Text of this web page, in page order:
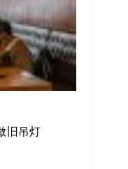
旧吊灯